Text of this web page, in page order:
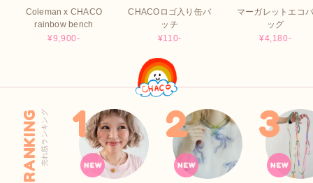
Coleman x CHACO
rainbow bench
¥9,900-
CHACOロゴ入り缶バ
ッチ
¥110-
マーガレットエコ
ッグ
¥4,180-
RANKING売れ筋ランキング